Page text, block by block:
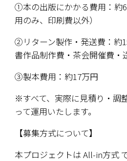
①本の出版にかかる費用：約
用のみ、印刷費以外）
②リターン製作・発送費：約
書作品制作費・茶会開催費・
③製本費用：約17万円
※すべて、実際に見積り・調
って運用いたします。
【募集方式について】
本プロジェクトは All-in方式